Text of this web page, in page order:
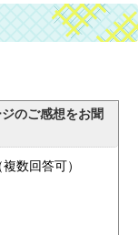
のご感想をお聞
数回答可）